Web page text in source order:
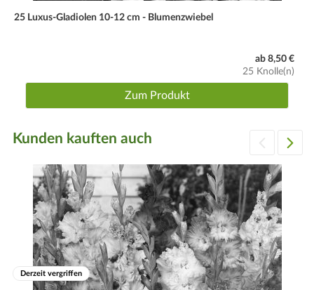
25 Luxus-Gladiolen 10-12 cm - Blumenzwiebel
ab 8,50 €
25 Knolle(n)
Zum Produkt
Kunden kauften auch
Derzeit vergriffen